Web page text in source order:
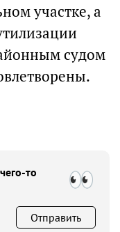
участке, а
судом
то
Отправить